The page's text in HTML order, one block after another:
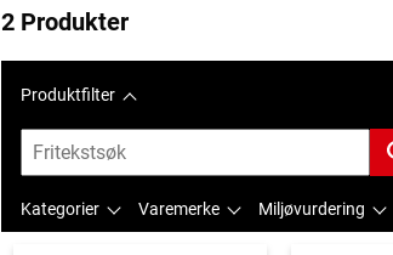
2 Produkter
Produktfilter
Kategorier Varemerke Miljøvurdering